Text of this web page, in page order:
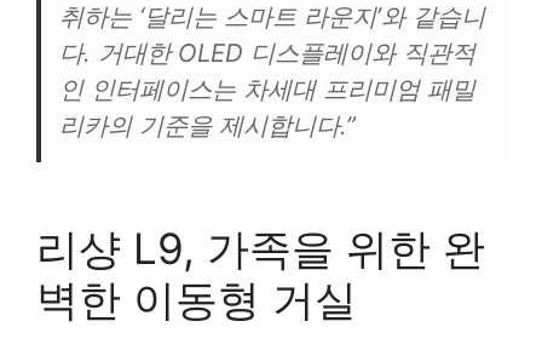
취하는 ‘달리는 스마트 라운지’와 같습니
다. 거대한 OLED 디스플레이와 직관적
인 인터페이스는 차세대 프리미엄 패밀
리카의 기준을 제시합니다.”
리샹 L9, 가족을 위한 완
벽한 이동형 거실